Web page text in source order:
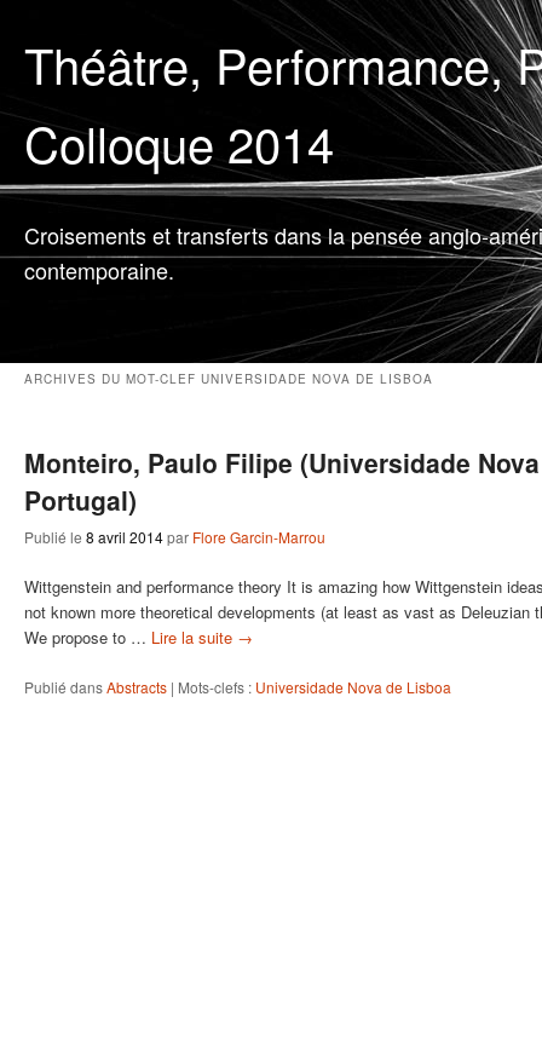
Théâtre, Performance,
Colloque 2014
Croisements et transferts dans la pensée anglo-
contemporaine.
ARCHIVES DU MOT-CLEF UNIVERSIDADE NOVA DE LISBOA
Monteiro, Paulo Filipe (Universidade
Portugal)
Publié le 8 avril 2014par Flore Garcin-Marrou
Wittgenstein and performance theory It is amazing how Wittgenstein
not known more theoretical developments (at least as vast as Deleuzian
We propose to … Lire la suite →
Publié dansAbstracts | Mots-clefs : Universidade Nova de Lisboa